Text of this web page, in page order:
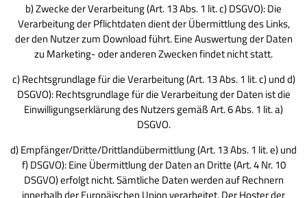
b) Zwecke der Verarbeitung (Art. 13 Abs. 1 lit. c) DSGVO): Die
Verarbeitung der Pflichtdaten dient der Übermittlung des Links,
der den Nutzer zum Download führt. Eine Auswertung der Daten
zu Marketing- oder anderen Zwecken findet nicht statt.
c) Rechtsgrundlage für die Verarbeitung (Art. 13 Abs. 1 lit. c) und d)
DSGVO): Rechtsgrundlage für die Verarbeitung der Daten ist die
Einwilligungserklärung des Nutzers gemäß Art. 6 Abs. 1 lit. a)
DSGVO.
d) Empfänger/Dritte/Drittlandübermittlung (Art. 13 Abs. 1 lit. e) und
f) DSGVO): Eine Übermittlung der Daten an Dritte (Art. 4 Nr. 10
DSGVO) erfolgt nicht. Sämtliche Daten werden auf Rechnern